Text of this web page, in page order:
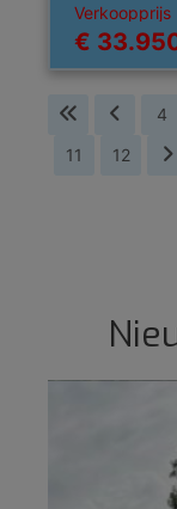
Verkoopprijs
€
4
11
12